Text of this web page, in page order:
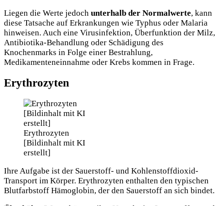
Liegen die Werte jedoch unterhalb der Normalwerte, kann
diese Tatsache auf Erkrankungen wie Typhus oder Malaria
hinweisen. Auch eine Virusinfektion, Überfunktion der Milz,
Antibiotika-Behandlung oder Schädigung des
Knochenmarks in Folge einer Bestrahlung,
Medikamenteneinnahme oder Krebs kommen in Frage.
Erythrozyten
Erythrozyten
[Bildinhalt mit KI
erstellt]
Ihre Aufgabe ist der Sauerstoff- und Kohlenstoffdioxid-
Transport im Körper. Erythrozyten enthalten den typischen
Blutfarbstoff Hämoglobin, der den Sauerstoff an sich bindet.